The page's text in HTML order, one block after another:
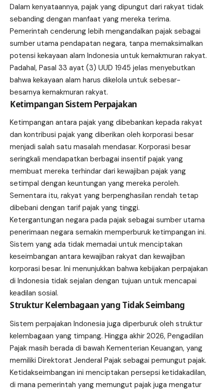
Dalam kenyataannya, pajak yang dipungut dari rakyat tidak
sebanding dengan manfaat yang mereka terima.
Pemerintah cenderung lebih mengandalkan pajak sebagai
sumber utama pendapatan negara, tanpa memaksimalkan
potensi kekayaan alam Indonesia untuk kemakmuran rakyat.
Padahal, Pasal 33 ayat (3) UUD 1945 jelas menyebutkan
bahwa kekayaan alam harus dikelola untuk sebesar-
besarnya kemakmuran rakyat.
Ketimpangan Sistem Perpajakan
Ketimpangan antara pajak yang dibebankan kepada rakyat
dan kontribusi pajak yang diberikan oleh korporasi besar
menjadi salah satu masalah mendasar. Korporasi besar
seringkali mendapatkan berbagai insentif pajak yang
membuat mereka terhindar dari kewajiban pajak yang
setimpal dengan keuntungan yang mereka peroleh.
Sementara itu, rakyat yang berpenghasilan rendah tetap
dibebani dengan tarif pajak yang tinggi.
Ketergantungan negara pada pajak sebagai sumber utama
penerimaan negara semakin memperburuk ketimpangan ini.
Sistem yang ada tidak memadai untuk menciptakan
keseimbangan antara kewajiban rakyat dan kewajiban
korporasi besar. Ini menunjukkan bahwa kebijakan perpajakan
di Indonesia tidak sejalan dengan tujuan untuk mencapai
keadilan sosial.
Struktur Kelembagaan yang Tidak Seimbang
Sistem perpajakan Indonesia juga diperburuk oleh struktur
kelembagaan yang timpang. Hingga akhir 2026, Pengadilan
Pajak masih berada di bawah Kementerian Keuangan, yang
memiliki Direktorat Jenderal Pajak sebagai pemungut pajak.
Ketidakseimbangan ini menciptakan persepsi ketidakadilan,
di mana pemerintah yang memungut pajak juga mengatur